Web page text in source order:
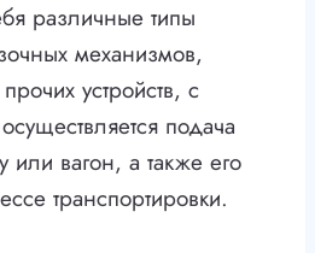
различные типы
механизмов,
устройств, с
подача
или вагон, а также его
транспортировки.